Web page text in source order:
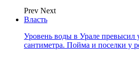
Prev Next
Власть
Уровень воды в Урале превысил
сантиметра. Пойма и поселки у